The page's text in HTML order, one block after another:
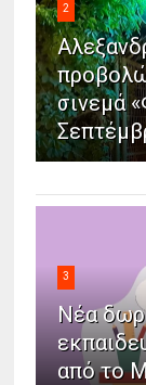
2
σινεμά
3
Νέα
από το